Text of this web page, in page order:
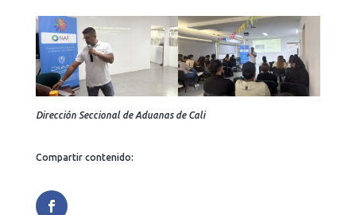
Dirección Seccional de Aduanas de Cali
Compartir contenido: